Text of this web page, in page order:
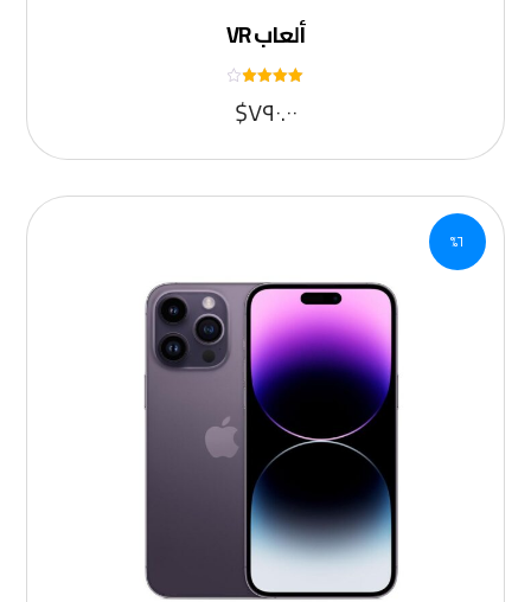
ألعاب VR
٤
من ٥ $٧٩٠.٠٠
٦%